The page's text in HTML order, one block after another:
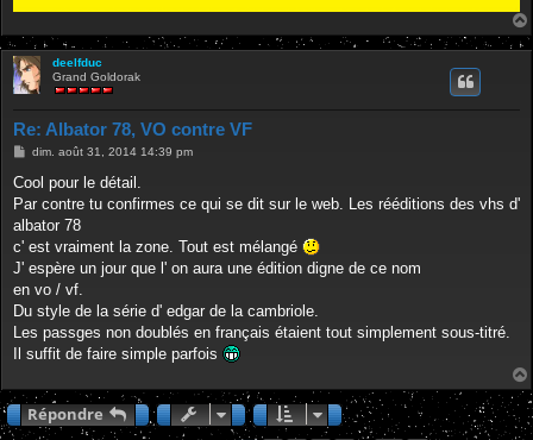
deelfduc
Grand Goldorak
Re: Albator 78, VO contre VF
M
s
a
g
dim. août 31, 2014 14:39 pm
Cool pour le détail.
Par contre tu confirmes ce qui se dit sur le web. Les rééditions des vhs d'
albator 78
c' est vraiment la zone. Tout est mélangé
J' espère un jour que l' on aura une édition digne de ce nom
en vo / vf.
Du style de la série d' edgar de la cambriole.
Les passges non doublés en français étaient tout simplement sous-titré.
Il suffit de faire simple parfois
t
Répondre